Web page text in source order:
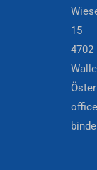
15
4702